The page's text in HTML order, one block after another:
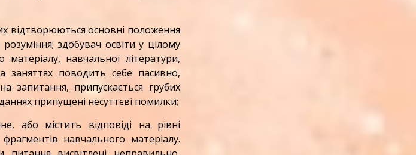
відтворюються основні положення
здобувач освіти у цілому
навчальної літератури,
заняттях поводить себе пасивно,
запитання, припускається грубих
припущені несуттєві помилки;
або містить відповіді на рівні
навчального матеріалу.